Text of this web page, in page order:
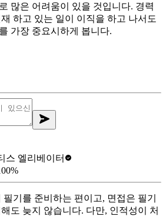
많은 어려움이 있을 것입니다. 경력
하고 있는 일이 이직을 하고 나서도
가장 중요시하게 봅니다.
스 엘리베이터
%
필기를 준비하는 편이고, 면접은 필기
도 늦지 않습니다. 다만, 인적성이 처